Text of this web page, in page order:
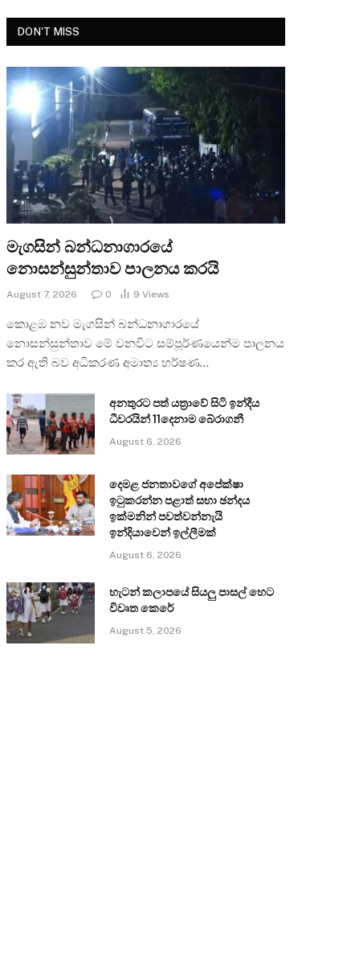
DON'T MISS
මැගසින් බන්ධනාගාරයේ
නොසන්සුන්තාව පාලනය කරයි
August 7, 2026 0 9 Views
කොළඹ නව මැගසින් බන්ධනාගාරයේ
නොසන්සුන්තාව මේ වනවිට සම්පූර්ණයෙන්ම පාලනය
කර ඇති බව අධිකරණ අමාත්‍ය හර්ෂණ…
අනතුරට පත් යත්‍රාවේ සිටි ඉන්දීය
ධීවරයින් 11දෙනාම බේරාගනී
August 6, 2026
දෙමළ ජනතාවගේ අපේක්ෂා
ඉටුකරන්න පළාත් සභා ඡන්දය
ඉක්මනින් පවත්වන්නැයි
ඉන්දියාවෙන් ඉල්ලීමක්
August 6, 2026
හැටන් කලාපයේ සියලු පාසල් හෙට
විවෘත කෙරේ
August 5, 2026